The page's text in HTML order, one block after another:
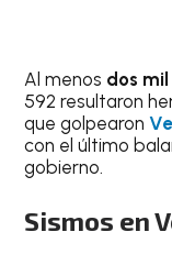
Al menos dos
592 resultaron
que golpearon
con el último
gobierno.
Sismos en